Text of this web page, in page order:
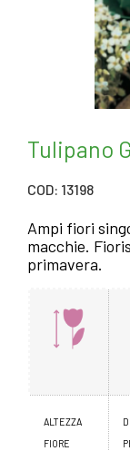
Tulipano
COD: 13198
Ampi fiori
macchie.
primavera.
ALTEZZA
FIORE